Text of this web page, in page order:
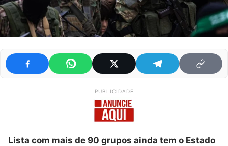
PUBLICIDADE
Lista com mais de 90 grupos ainda tem o Estado